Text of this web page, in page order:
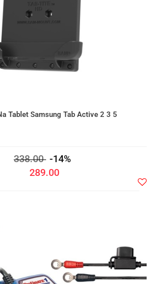
Tablet Samsung Tab Active 2 3 5
338.00 -14%
289.00